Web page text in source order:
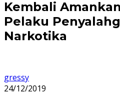
Kembali
Pelaku
Narkotika
gressy
24/12/2019